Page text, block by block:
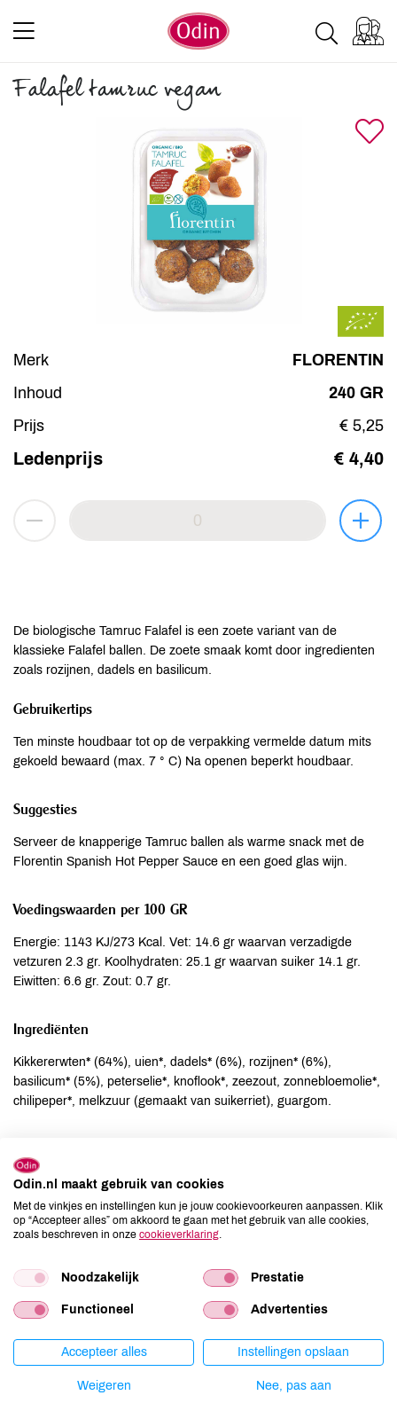
Falafel tamruc vegan
Merk
FLORENTIN
Inhoud
240 GR
Prijs
€ 5,25
Ledenprijs € 4,40
De biologische Tamruc Falafel is een zoete variant van de
klassieke Falafel ballen. De zoete smaak komt door ingredienten
zoals rozijnen, dadels en basilicum.
Gebruikertips
Ten minste houdbaar tot op de verpakking vermelde datum mits
gekoeld bewaard (max. 7 ° C) Na openen beperkt houdbaar.
Suggesties
Serveer de knapperige Tamruc ballen als warme snack met de
Florentin Spanish Hot Pepper Sauce en een goed glas wijn.
Voedingswaarden per 100 GR
Energie: 1143 KJ/273 Kcal. Vet: 14.6 gr waarvan verzadigde
vetzuren 2.3 gr. Koolhydraten: 25.1 gr waarvan suiker 14.1 gr.
Eiwitten: 6.6 gr. Zout: 0.7 gr.
Ingrediënten
Kikkererwten* (64%), uien*, dadels* (6%), rozijnen* (6%),
basilicum* (5%), peterselie*, knoflook*, zeezout, zonnebloemolie*,
chilipeper*, melkzuur (gemaakt van suikerriet), guargom.
Aardnoten
niet aanwezig
Ei
niet aanwezig
Gluten
niet aanwezig
Lupine
niet aanwezig
Mosterd
niet aanwezig
Schaaldieren
niet aanwezig
Selderij
niet aanwezig
niet aanwezig
Odin.nl maakt gebruik van cookies
Met de vinkjes en instellingen kun je jouw cookievoorkeuren aanpassen. Klik
op “Accepteer alles” om akkoord te gaan met het gebruik van alle cookies,
zoals beschreven in onze cookieverklaring
Noodzakelijk Prestatie
Functioneel Advertenties
Accepteer alles Instellingen opslaan
Weigeren Nee, pas aan